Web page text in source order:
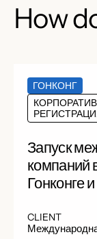
How
ГОНКОНГ
Запуск
компаний
Гонконге
CLIENT